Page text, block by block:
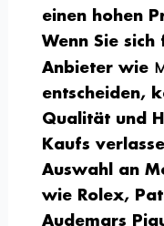
einen hohen
Wenn Sie
Anbieter wie
entscheiden,
Qualität und
Kaufs
Auswahl an
wie Rolex,
Audemars